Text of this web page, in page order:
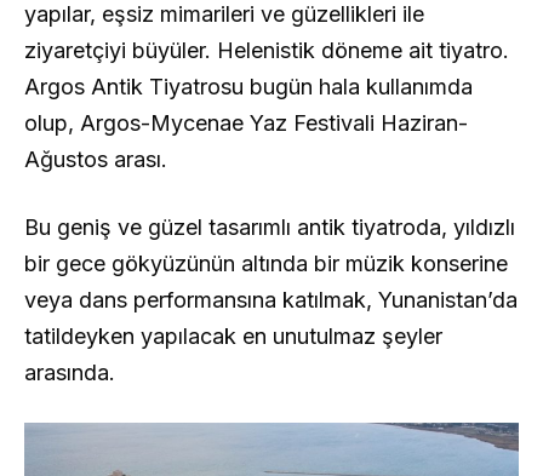
yapılar, eşsiz mimarileri ve güzellikleri ile
ziyaretçiyi büyüler. Helenistik döneme ait tiyatro.
Argos Antik Tiyatrosu bugün hala kullanımda
olup, Argos-Mycenae Yaz Festivali Haziran-
Ağustos arası.
Bu geniş ve güzel tasarımlı antik tiyatroda, yıldızlı
bir gece gökyüzünün altında bir müzik konserine
veya dans performansına katılmak, Yunanistan’da
tatildeyken yapılacak en unutulmaz şeyler
arasında.